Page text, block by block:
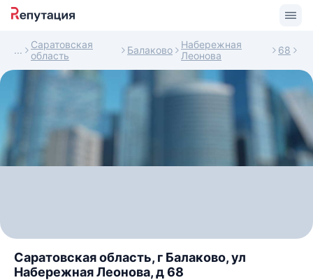
Саратовская
область
Балаково
Набережная
Леонова
68
Саратовская область, г Балаково, ул
Набережная Леонова, д 68